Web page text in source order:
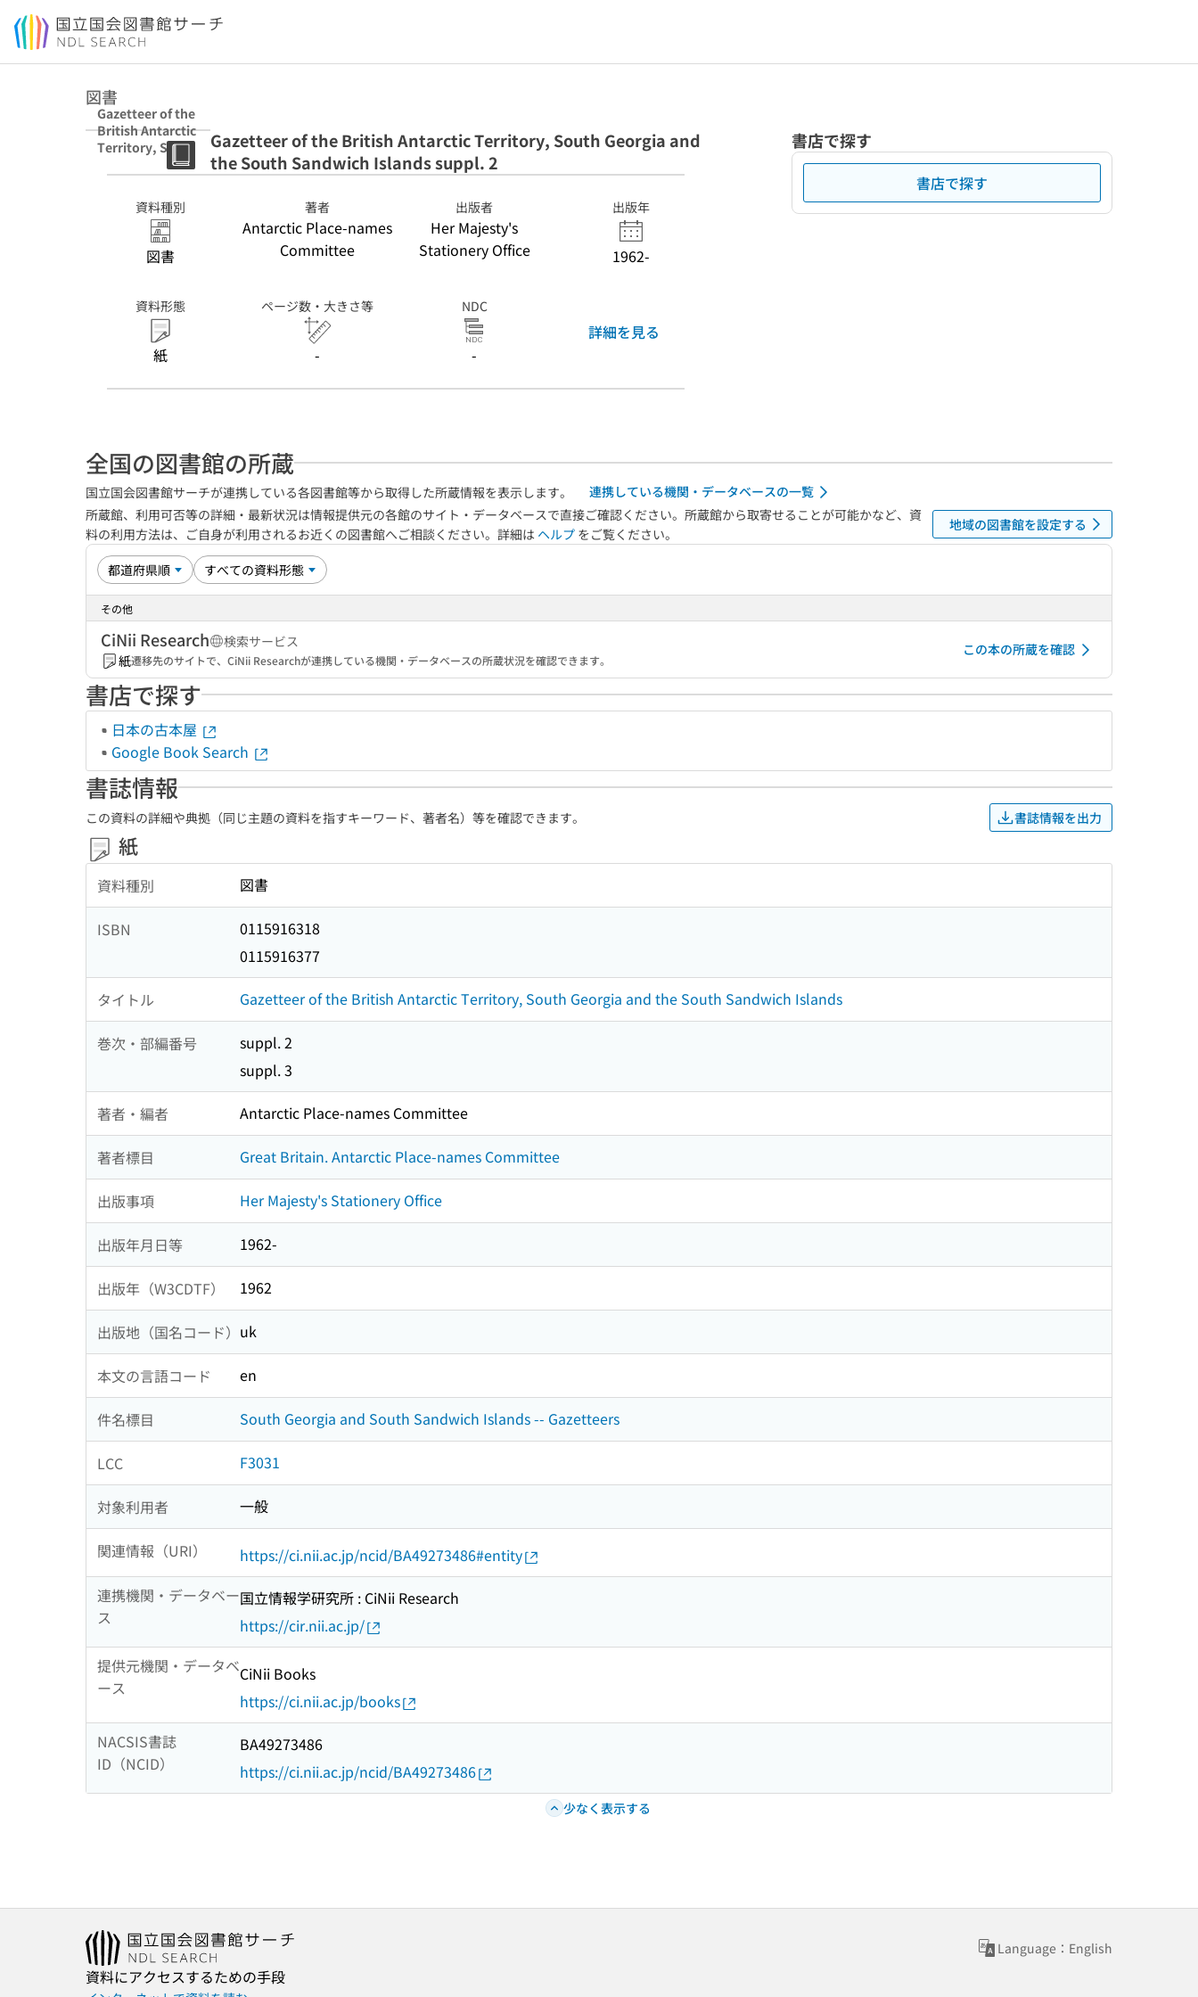
本文へ移動
図書
Gazetteer of the
British Antarctic
Territory, South
Georgia and the
South Sandwich
Islands suppl. 2
suppl. 3
Gazetteer of the British Antarctic Territory, South Georgia and
the South Sandwich Islands suppl. 2
資料種別
図書
著者
Antarctic Place-names
Committee
出版者
Her Majesty's
Stationery Office
出版年
1962-
資料形態
紙
ページ数・大きさ等
-
NDC
-
詳細を見る
書店で探す
書店で探す
全国の図書館の所蔵
国立国会図書館サーチが連携している各図書館等から取得した所蔵情報を表示します。
連携している機関・データベースの一覧
所蔵館、利用可否等の詳細・最新状況は情報提供元の各館のサイト・データベースで直接ご確認ください。所蔵館から取寄せることが可能かなど、資
料の利用方法は、ご自身が利用されるお近くの図書館へご相談ください。詳細は ヘルプ をご覧ください。
地域の図書館を設定する
その他
CiNii Research
検索サービス
紙遷移先のサイトで、CiNii Researchが連携している機関・データベースの所蔵状況を確認できます。
この本の所蔵を確認
書店で探す
日本の古本屋
Google Book Search
書誌情報
この資料の詳細や典拠（同じ主題の資料を指すキーワード、著者名）等を確認できます。 書誌情報を出力
紙
資料種別 図書
ISBN
0115916318
0115916377
タイトル Gazetteer of the British Antarctic Territory, South Georgia and the South Sandwich Islands
巻次・部編番号
suppl. 2
suppl. 3
著者・編者 Antarctic Place-names Committee
著者標目 Great Britain. Antarctic Place-names Committee
出版事項 Her Majesty's Stationery Office
出版年月日等 1962-
出版年（W3CDTF） 1962
出版地（国名コード） uk
本文の言語コード en
件名標目 South Georgia and South Sandwich Islands -- Gazetteers
LCC F3031
対象利用者 一般
関連情報（URI）
https://ci.nii.ac.jp/ncid/BA49273486#entity
連携機関・データベー
ス
国立情報学研究所 : CiNii Research
https://cir.nii.ac.jp/
提供元機関・データベ
ース
CiNii Books
https://ci.nii.ac.jp/books
NACSIS書誌
ID（NCID）
BA49273486
https://ci.nii.ac.jp/ncid/BA49273486
少なく表示する
Language：English
資料にアクセスするための手段